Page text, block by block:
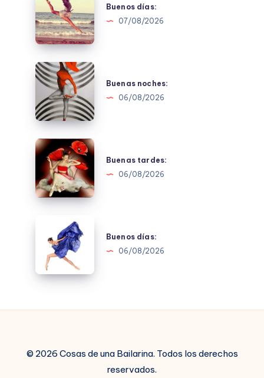
días:
Buenos días:
07/08/2026
Buenas
noches:
Buenas noches:
06/08/2026
Buenas
tardes:
Buenas tardes:
06/08/2026
días:
Buenos días:
06/08/2026
© 2026 Cosas de una Bailarina. Todos los derechos
reservados.